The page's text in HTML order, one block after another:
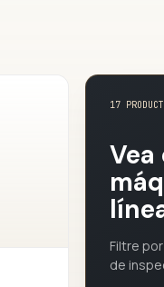
17
Vea
Filtre
de